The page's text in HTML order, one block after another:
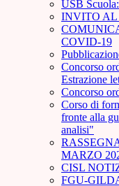
USB
INVITO AL
COVID-19
Concorso
Estrazione
Concorso
Corso di
fronte alla
analisi"
MARZO
CISL
FGU-